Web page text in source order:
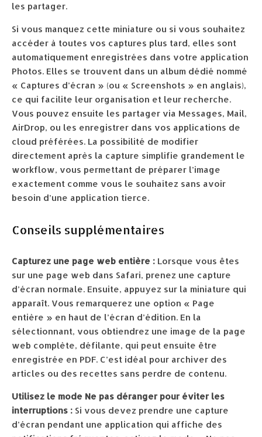
les partager.
Si vous manquez cette miniature ou si vous souhaitez
accéder à toutes vos captures plus tard, elles sont
automatiquement enregistrées dans votre application
Photos. Elles se trouvent dans un album dédié nommé
« Captures d’écran » (ou « Screenshots » en anglais),
ce qui facilite leur organisation et leur recherche.
Vous pouvez ensuite les partager via Messages, Mail,
AirDrop, ou les enregistrer dans vos applications de
cloud préférées. La possibilité de modifier
directement après la capture simplifie grandement le
workflow, vous permettant de préparer l’image
exactement comme vous le souhaitez sans avoir
besoin d’une application tierce.
Conseils supplémentaires
Capturez une page web entière : Lorsque vous êtes
sur une page web dans Safari, prenez une capture
d’écran normale. Ensuite, appuyez sur la miniature qui
apparaît. Vous remarquerez une option « Page
entière » en haut de l’écran d’édition. En la
sélectionnant, vous obtiendrez une image de la page
web complète, défilante, qui peut ensuite être
enregistrée en PDF. C’est idéal pour archiver des
articles ou des recettes sans perdre de contenu.
Utilisez le mode Ne pas déranger pour éviter les
interruptions : Si vous devez prendre une capture
d’écran pendant une application qui affiche des